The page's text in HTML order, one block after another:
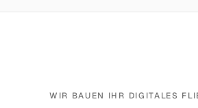
WIR BAUEN IHR DIGITALES